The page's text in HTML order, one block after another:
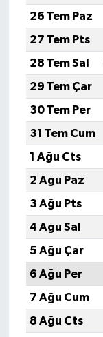
26 Tem Paz
27 Tem Pts
28 Tem Sal
29 Tem Çar
30 Tem Per
31 Tem Cum
1 Ağu Cts
2 Ağu Paz
3 Ağu Pts
4 Ağu Sal
5 Ağu Çar
6 Ağu Per
7 Ağu Cum
8 Ağu Cts